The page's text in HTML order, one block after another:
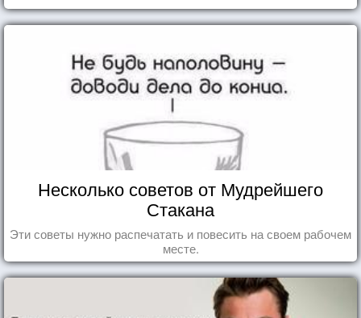
Несколько советов от Мудрейшего
Стакана
Эти советы нужно распечатать и повесить на своем рабочем
месте.